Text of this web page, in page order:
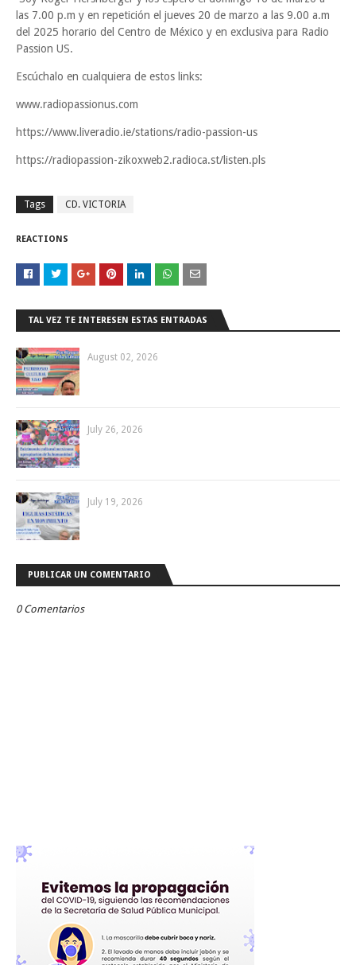
las 7.00 p.m y en repetición el jueves 20 de marzo a las 9.00 a.m
del 2025 horario del Centro de México y en exclusiva para Radio
Passion US.
Escúchalo en cualquiera de estos links:
www.radiopassionus.com
https://www.liveradio.ie/stations/radio-passion-us
https://radiopassion-zikoxweb2.radioca.st/listen.pls
Tags CD. VICTORIA
REACTIONS
TAL VEZ TE INTERESEN ESTAS ENTRADAS
August 02, 2026
July 26, 2026
July 19, 2026
PUBLICAR UN COMENTARIO
0 Comentarios